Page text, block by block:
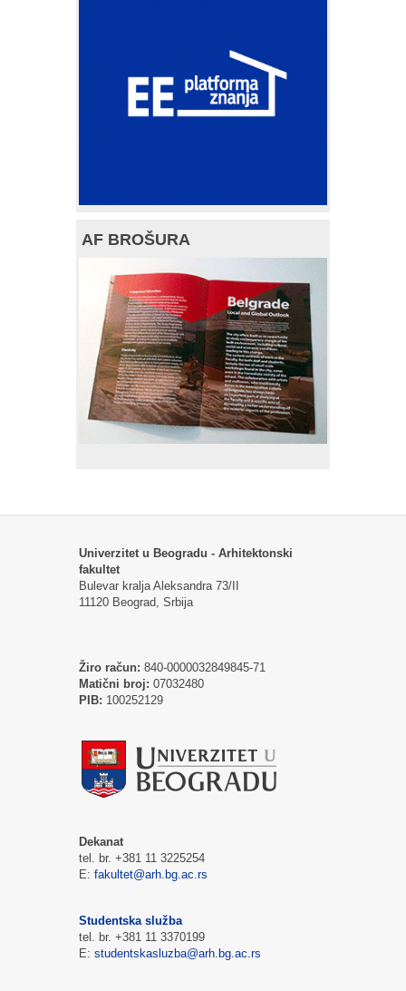
AF BROŠURA
Univerzitet u Beogradu - Arhitektonski
fakultet
Bulevar kralja Aleksandra 73/II
11120 Beograd, Srbija
Žiro račun: 840-0000032849845-71
Matični broj: 07032480
PIB: 100252129
Dekanat
tel. br. +381 11 3225254
E: fakultet@arh.bg.ac.rs
Studentska služba
tel. br. +381 11 3370199
E: studentskasluzba@arh.bg.ac.rs